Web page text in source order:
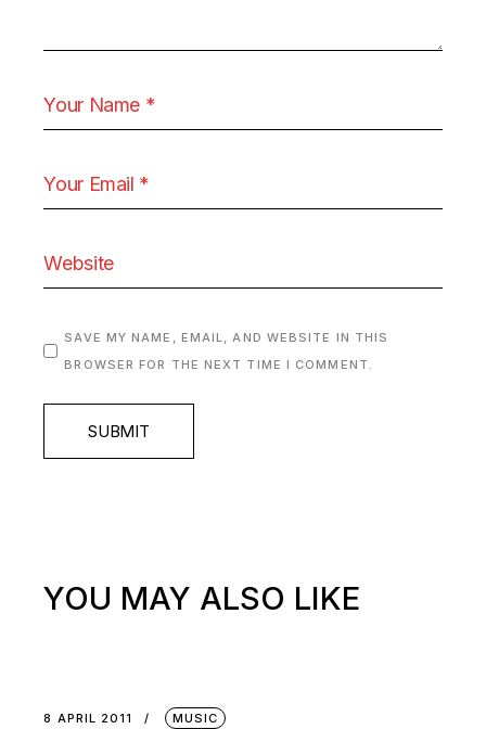
SAVE MY NAME, EMAIL, AND WEBSITE IN THIS
BROWSER FOR THE NEXT TIME I COMMENT.
SUBMIT
YOU MAY ALSO LIKE
8 APRIL 2011 MUSIC